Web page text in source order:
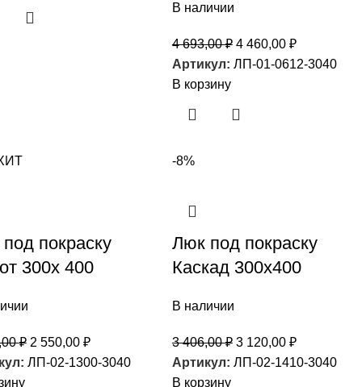
В наличии
4 693,00₽ 4 460,00 ₽
Артикул: ЛП-01-0612-3040
В корзину
покраску
300х 400
₽ 2 550,00 ₽
ЛП-02-1300-3040
-8%
Люк под покраску
Каскад 300х400
В наличии
3 406,00₽ 3 120,00 ₽
Артикул: ЛП-02-1410-3040
В корзину